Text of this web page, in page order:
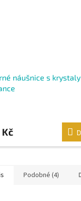
náušnice s
Podobné (4)